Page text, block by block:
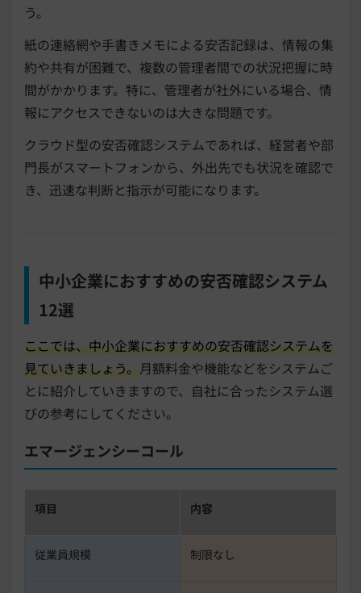
う。
紙の連絡網や手書きメモによる安否記録は、情報の集
約や共有が困難で、複数の管理者間での状況把握に時
間がかかります。特に、管理者が社外にいる場合、情
報にアクセスできないのは大きな問題です。
クラウド型の安否確認システムであれば、経営者や部
門長がスマートフォンから、外出先でも状況を確認で
き、迅速な判断と指示が可能になります。
中小企業におすすめの安否確認システム
12選
ここでは、中小企業におすすめの安否確認システムを
見ていきましょう。 月額料金や機能などをシステムご
とに紹介していきますので、自社に合ったシステム選
びの参考にしてください。
エマージェンシーコール
項目 内容
従業員規模 制限なし